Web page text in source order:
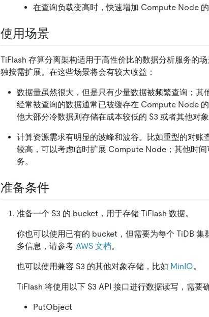
在查询负载变高时，快速增加 Compute Node 的
使用场景
TiFlash 存算分离架构适用于高性价比的数据分析服务的
独按需扩展。在这些场景将会有较大收益：
数据量虽然很大，但是只有少量数据被频繁查询；
经常被查询的数据通常已被缓存在 Compute Node
他大部分冷数据则存储在成本较低的 S3 或者其他对
计算资源需求有明显的波峰和波谷。比如重型的对
较高，可以考虑临时扩展 Compute Node；其他时
务。
准备条件
准备一个 S3 的 bucket，用于存储 TiFlash 数据。
你也可以使用已有的 bucket，但需要为每个 TiDB
多信息，请参考 AWS 文档。
也可以使用兼容 S3 的其他对象存储，比如 MinIO。
TiFlash 将使用以下 S3 API 接口进行数据读写，需要
PutObject